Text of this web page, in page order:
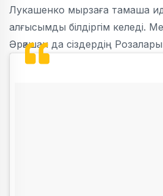
Лукашенко мырзаға тамаша
алғысымды білдіргім келеді.
Әрқашан да сіздердің